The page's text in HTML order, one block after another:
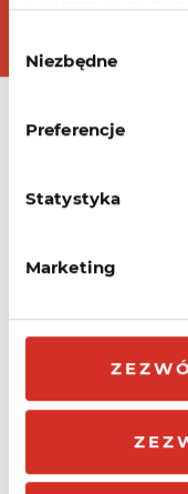
zgody
Niezbędne
Preferencje
Statystyka
Marketing
O firmie
Dlaczego my?
Partnerzy